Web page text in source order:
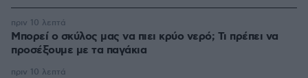
Μπορεί ο σκύλος μας να πιει κρύο νερό; Τι πρέπει να
προσέξουμε με τα παγάκια
πριν 10 λεπτά
πριν 10 λεπτά